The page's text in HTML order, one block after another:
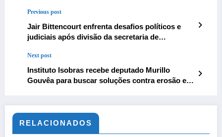
Previous post
Jair Bittencourt enfrenta desafios políticos e
judiciais após divisão da secretaria de
Next post
Instituto Isobras recebe deputado Murillo
Gouvêa para buscar soluções contra erosão em
RELACIONADOS